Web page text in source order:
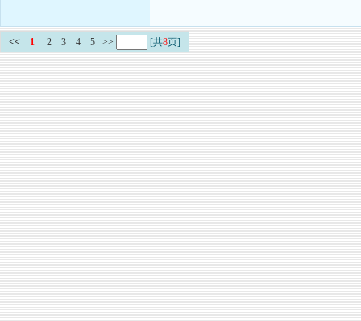
<< 1 2 3 4 5 >> [共8页]